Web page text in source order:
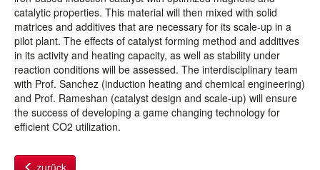
catalytic properties. This material will then mixed with solid
matrices and additives that are necessary for its scale-up in a
pilot plant. The effects of catalyst forming method and additives
in its activity and heating capacity, as well as stability under
reaction conditions will be assessed. The interdisciplinary team
with Prof. Sanchez (induction heating and chemical engineering)
and Prof. Rameshan (catalyst design and scale-up) will ensure
the success of developing a game changing technology for
efficient CO2 utilization.
zurück